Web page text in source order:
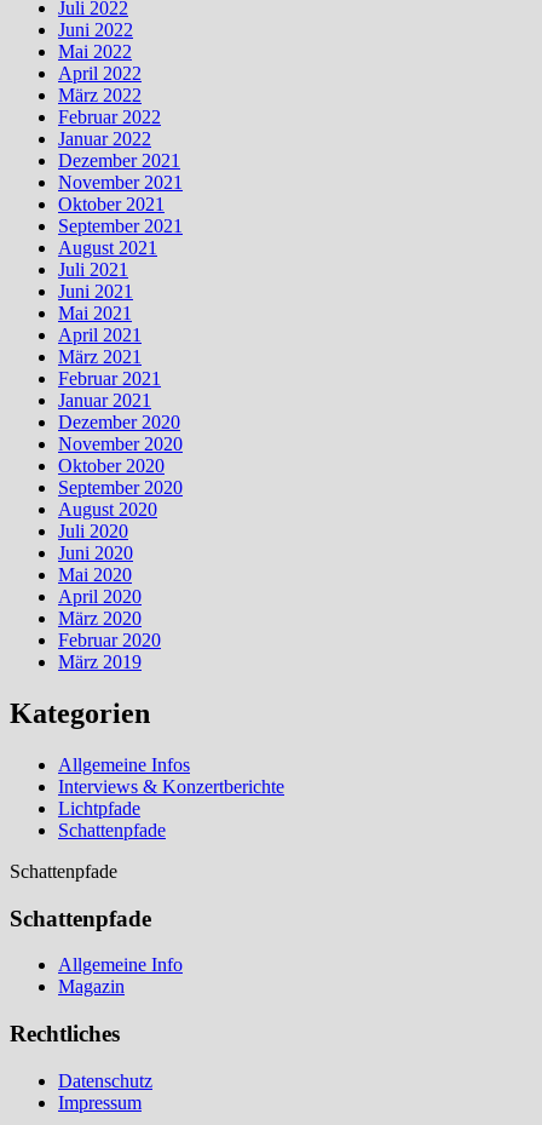
Juli 2022
Juni 2022
Mai 2022
April 2022
März 2022
Februar 2022
Januar 2022
Dezember 2021
November 2021
Oktober 2021
September 2021
August 2021
Juli 2021
Juni 2021
Mai 2021
April 2021
März 2021
Februar 2021
Januar 2021
Dezember 2020
November 2020
Oktober 2020
September 2020
August 2020
Juli 2020
Juni 2020
Mai 2020
April 2020
März 2020
Februar 2020
März 2019
Kategorien
Allgemeine Infos
Interviews & Konzertberichte
Lichtpfade
Schattenpfade
Schattenpfade
Schattenpfade
Allgemeine Info
Magazin
Rechtliches
Datenschutz
Impressum